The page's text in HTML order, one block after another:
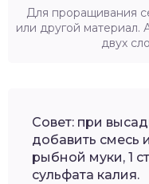
Для проращивания
или другой материал.
двух
Совет: при
добавить смесь
рыбной муки, 1
сульфата калия.